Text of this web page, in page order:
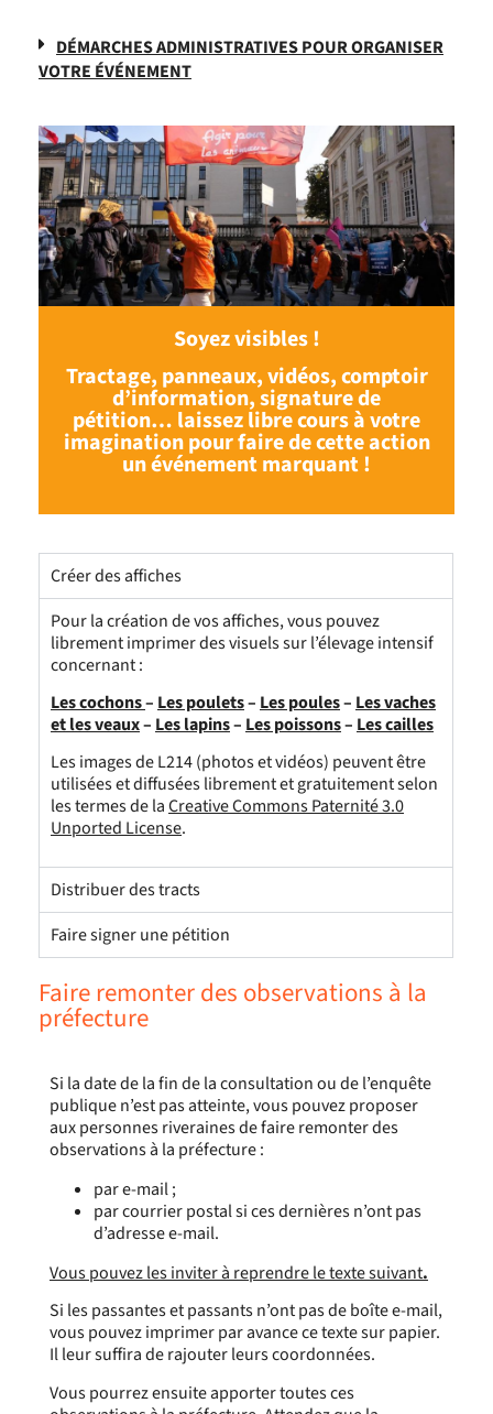
DÉMARCHES ADMINISTRATIVES POUR ORGANISER
VOTRE ÉVÉNEMENT
Soyez visibles !
Tractage, panneaux, vidéos, comptoir
d’information, signature de
pétition… laissez libre cours à votre
imagination pour faire de cette action
un événement marquant !
Créer des affiches
Pour la création de vos affiches, vous pouvez
librement imprimer des visuels sur l’élevage intensif
concernant :
Les cochons– Les poulets– Les poules– Les vaches
et les veaux– Les lapins– Les poissons– Les cailles
Les images de L214 (photos et vidéos) peuvent être
utilisées et diffusées librement et gratuitement selon
les termes de laCreative Commons Paternité 3.0
Unported License.
Distribuer des tracts
Faire signer une pétition
Faire remonter des observations à la
préfecture
Si la date de la fin de la consultation ou de l’enquête
publique n’est pas atteinte, vous pouvez proposer
aux personnes riveraines de faire remonter des
observations à la préfecture :
par e-mail ;
par courrier postal si ces dernières n’ont pas
d’adresse e-mail.
Vous pouvez les inviter à reprendre le texte suivant.
Si les passantes et passants n’ont pas de boîte e-mail,
vous pouvez imprimer par avance ce texte sur papier.
Il leur suffira de rajouter leurs coordonnées.
Vous pourrez ensuite apporter toutes ces